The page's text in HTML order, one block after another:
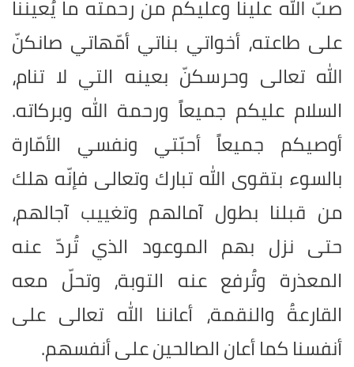
صبّ الله علينا وعليكم من رحمته ما يُعيننا
على طاعته، أخواتي بناتي أمّهاتي صانكنّ
الله تعالى وحرسكنّ بعينه التي لا تنام،
السلام عليكم جميعاً ورحمة الله وبركاته.
أوصيكم جميعاً أحبّتي ونفسي الأمّارة
بالسوء بتقوى الله تبارك وتعالى فإنّه هلك
من قبلنا بطول آمالهم وتغييب آجالهم،
حتى نزل بهم الموعود الذي تُردّ عنه
المعذرة وتُرفع عنه التوبة، وتحلّ معه
القارعةُ والنقمة، أعاننا الله تعالى على
أنفسنا كما أعان الصالحين على أنفسهم.